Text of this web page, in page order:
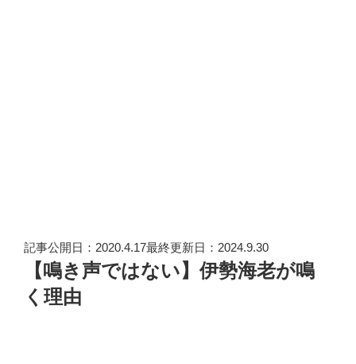
記事公開日：2020.4.17最終更新日：2024.9.30
【鳴き声ではない】伊勢海老が鳴
く理由